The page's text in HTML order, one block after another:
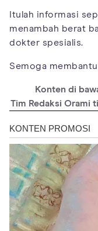
Itulah informasi
menambah berat
dokter spesialis.
Semoga
Konten di
Tim Redaksi Orami